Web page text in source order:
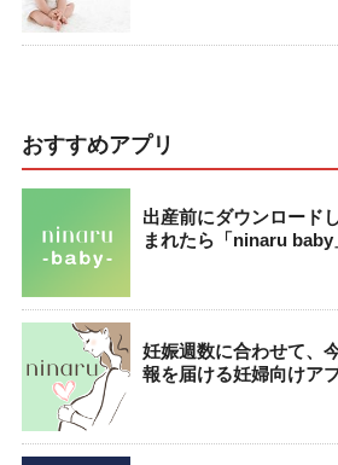
おすすめアプリ
出産前にダウンロード
まれたら「ninaru baby
妊娠週数に合わせて、
報を届ける妊婦向けア